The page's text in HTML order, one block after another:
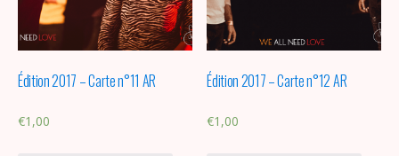
Édition 2017 – Carte n°11 AR
€1,00
Édition 2017 – Carte n°12 AR
€1,00